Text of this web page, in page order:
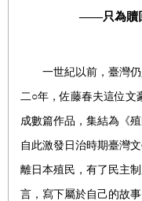
——只為贖
一世紀以前，臺灣
二 ○年，佐藤春夫這位文
成數篇作品，集結為《
自此激發日治時期臺灣
離日本殖民，有了民主
言， 寫下屬於自己的故